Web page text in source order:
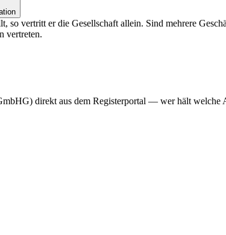
so vertritt er die Gesellschaft allein. Sind mehrere
vertreten.
direkt aus dem Registerportal — wer hält welche